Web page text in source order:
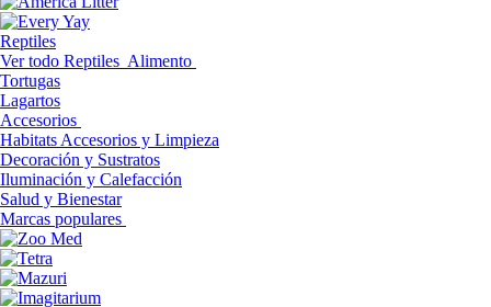
Reptiles
Ver todo Reptiles Alimento
Tortugas
Lagartos
Accesorios
Habitats Accesorios y Limpieza
Decoración y Sustratos
Iluminación y Calefacción
Salud y Bienestar
Marcas populares